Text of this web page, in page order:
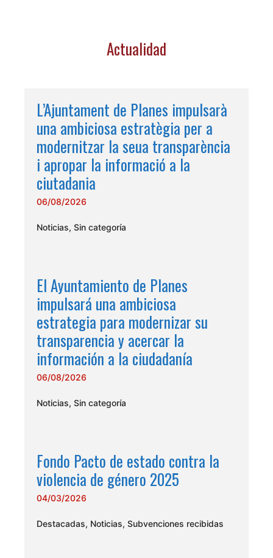
Actualidad
L’Ajuntament de Planes impulsarà
una ambiciosa estratègia per a
modernitzar la seua transparència
i apropar la informació a la
ciutadania
06/08/2026
Noticias, Sin categoría
El Ayuntamiento de Planes
impulsará una ambiciosa
estrategia para modernizar su
transparencia y acercar la
información a la ciudadanía
06/08/2026
Noticias, Sin categoría
Fondo Pacto de estado contra la
violencia de género 2025
04/03/2026
Destacadas, Noticias, Subvenciones recibidas